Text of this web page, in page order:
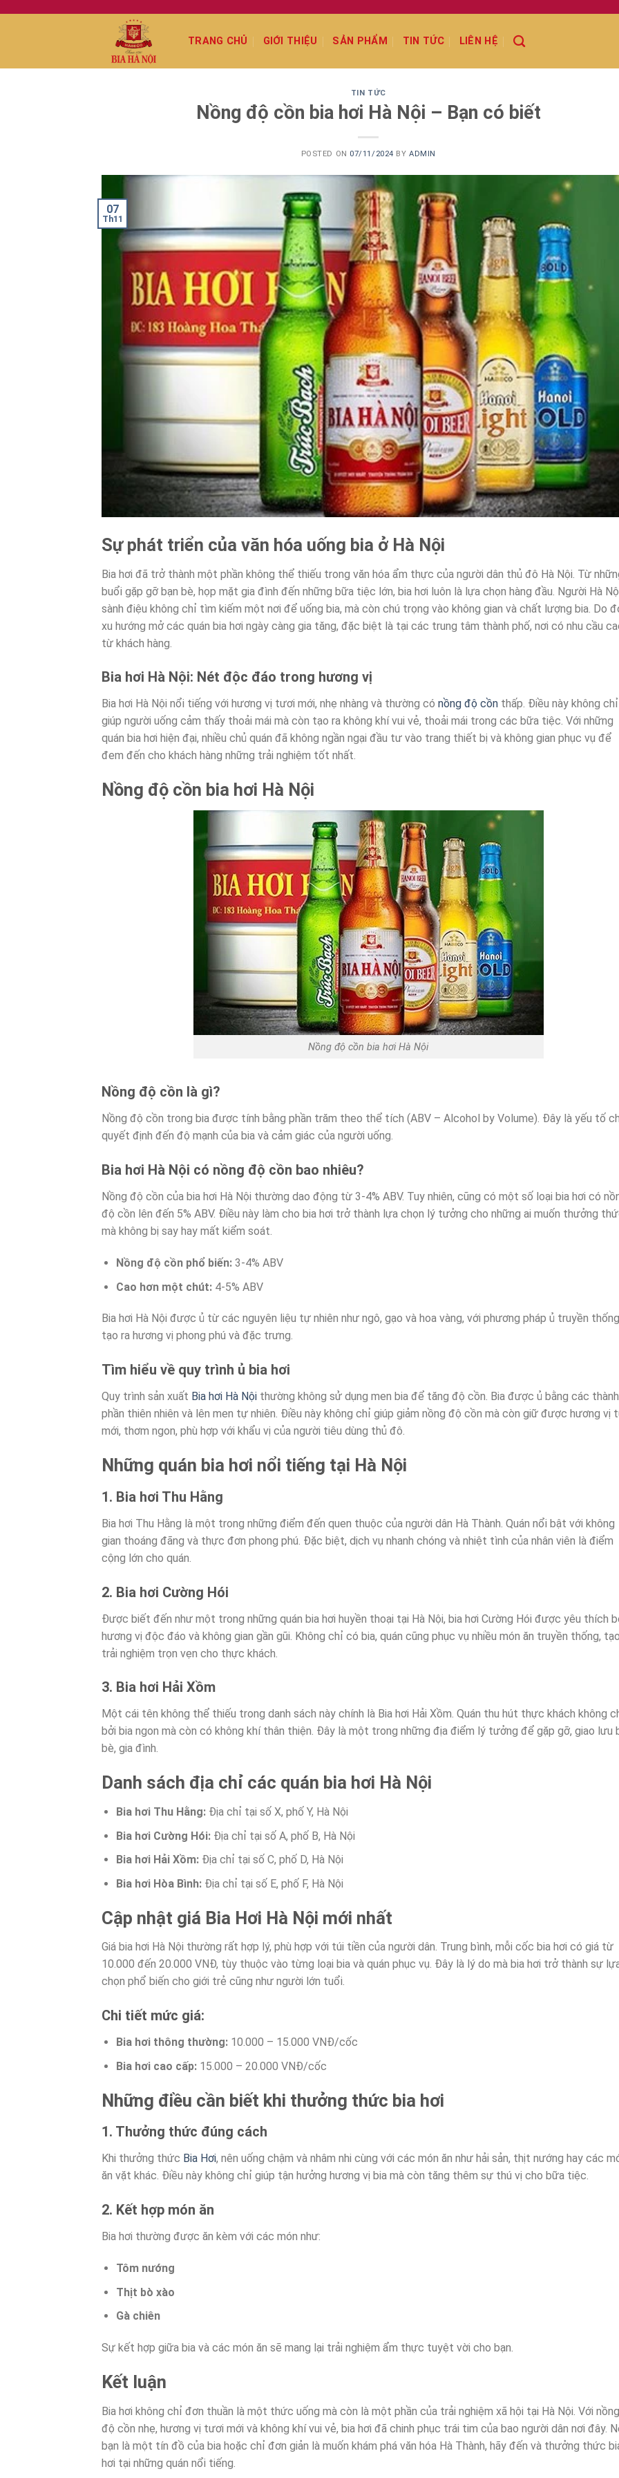
TRANG CHỦ GIỚI THIỆU SẢN PHẨM TIN TỨC LIÊN HỆ
TIN TỨC
Nồng độ cồn bia hơi Hà Nội – Bạn có biết
POSTED ON 07/11/2024 BYADMIN
07
Th11
Sự phát triển của văn hóa uống bia ở Hà Nội
Bia hơi đã trở thành một phần không thể thiếu trong văn hóa ẩm thực của người dân thủ đô Hà Nội. Từ
buổi gặp gỡ bạn bè, họp mặt gia đình đến những bữa tiệc lớn, bia hơi luôn là lựa chọn hàng đầu. Người Hà
sành điệu không chỉ tìm kiếm một nơi để uống bia, mà còn chú trọng vào không gian và chất lượng bia. Do
xu hướng mở các quán bia hơi ngày càng gia tăng, đặc biệt là tại các trung tâm thành phố, nơi có nhu cầu
từ khách hàng.
Bia hơi Hà Nội: Nét độc đáo trong hương vị
Bia hơi Hà Nội nổi tiếng với hương vị tươi mới, nhẹ nhàng và thường có nồng độ cồn thấp. Điều này không chỉ
giúp người uống cảm thấy thoải mái mà còn tạo ra không khí vui vẻ, thoải mái trong các bữa tiệc. Với những
quán bia hơi hiện đại, nhiều chủ quán đã không ngần ngại đầu tư vào trang thiết bị và không gian phục vụ để
đem đến cho khách hàng những trải nghiệm tốt nhất.
Nồng độ cồn bia hơi Hà Nội
Nồng độ cồn bia hơi Hà Nội
Nồng độ cồn là gì?
Nồng độ cồn trong bia được tính bằng phần trăm theo thể tích (ABV – Alcohol by Volume). Đây là yếu tố
quyết định đến độ mạnh của bia và cảm giác của người uống.
Bia hơi Hà Nội có nồng độ cồn bao nhiêu?
Nồng độ cồn của bia hơi Hà Nội thường dao động từ 3-4% ABV. Tuy nhiên, cũng có một số loại bia hơi có
độ cồn lên đến 5% ABV. Điều này làm cho bia hơi trở thành lựa chọn lý tưởng cho những ai muốn thưởng
mà không bị say hay mất kiểm soát.
Nồng độ cồn phổ biến:3-4% ABV
Cao hơn một chút:4-5% ABV
Bia hơi Hà Nội được ủ từ các nguyên liệu tự nhiên như ngô, gạo và hoa vàng, với phương pháp ủ truyền
tạo ra hương vị phong phú và đặc trưng.
Tìm hiểu về quy trình ủ bia hơi
Quy trình sản xuất Bia hơi Hà Nội thường không sử dụng men bia để tăng độ cồn. Bia được ủ bằng các thành
phần thiên nhiên và lên men tự nhiên. Điều này không chỉ giúp giảm nồng độ cồn mà còn giữ được hương vị
mới, thơm ngon, phù hợp với khẩu vị của người tiêu dùng thủ đô.
Những quán bia hơi nổi tiếng tại Hà Nội
1. Bia hơi Thu Hằng
Bia hơi Thu Hằng là một trong những điểm đến quen thuộc của người dân Hà Thành. Quán nổi bật với không
gian thoáng đãng và thực đơn phong phú. Đặc biệt, dịch vụ nhanh chóng và nhiệt tình của nhân viên là điểm
cộng lớn cho quán.
2. Bia hơi Cường Hói
Được biết đến như một trong những quán bia hơi huyền thoại tại Hà Nội, bia hơi Cường Hói được yêu thích
hương vị độc đáo và không gian gần gũi. Không chỉ có bia, quán cũng phục vụ nhiều món ăn truyền thống,
trải nghiệm trọn vẹn cho thực khách.
3. Bia hơi Hải Xồm
Một cái tên không thể thiếu trong danh sách này chính là Bia hơi Hải Xồm. Quán thu hút thực khách không
bởi bia ngon mà còn có không khí thân thiện. Đây là một trong những địa điểm lý tưởng để gặp gỡ, giao lưu
bè, gia đình.
Danh sách địa chỉ các quán bia hơi Hà Nội
Bia hơi Thu Hằng:Địa chỉ tại số X, phố Y, Hà Nội
Bia hơi Cường Hói:Địa chỉ tại số A, phố B, Hà Nội
Bia hơi Hải Xồm:Địa chỉ tại số C, phố D, Hà Nội
Bia hơi Hòa Bình:Địa chỉ tại số E, phố F, Hà Nội
Cập nhật giá Bia Hơi Hà Nội mới nhất
Giá bia hơi Hà Nội thường rất hợp lý, phù hợp với túi tiền của người dân. Trung bình, mỗi cốc bia hơi có giá từ
10.000 đến 20.000 VNĐ, tùy thuộc vào từng loại bia và quán phục vụ. Đây là lý do mà bia hơi trở thành sự
chọn phổ biến cho giới trẻ cũng như người lớn tuổi.
Chi tiết mức giá:
Bia hơi thông thường:10.000 – 15.000 VNĐ/cốc
Bia hơi cao cấp:15.000 – 20.000 VNĐ/cốc
Những điều cần biết khi thưởng thức bia hơi
1. Thưởng thức đúng cách
Khi thưởng thức Bia Hơi, nên uống chậm và nhâm nhi cùng với các món ăn như hải sản, thịt nướng hay các
ăn vặt khác. Điều này không chỉ giúp tận hưởng hương vị bia mà còn tăng thêm sự thú vị cho bữa tiệc.
2. Kết hợp món ăn
Bia hơi thường được ăn kèm với các món như:
Tôm nướng
Thịt bò xào
Gà chiên
Sự kết hợp giữa bia và các món ăn sẽ mang lại trải nghiệm ẩm thực tuyệt vời cho bạn.
Kết luận
Bia hơi không chỉ đơn thuần là một thức uống mà còn là một phần của trải nghiệm xã hội tại Hà Nội. Với nồng
độ cồn nhẹ, hương vị tươi mới và không khí vui vẻ, bia hơi đã chinh phục trái tim của bao người dân nơi đây.
bạn là một tín đồ của bia hoặc chỉ đơn giản là muốn khám phá văn hóa Hà Thành, hãy đến và thưởng thức
hơi tại những quán nổi tiếng.